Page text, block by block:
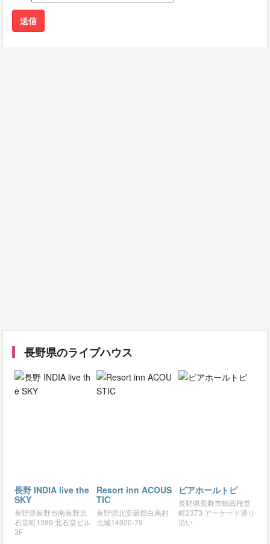
長野県のライブハウス
長野 INDIA live the
SKY
長野県長野市南長野北
石堂町1399 北石堂ビル
3F
Resort inn ACOUS
TIC
長野県北安曇郡白馬村
北城14920-79
ビアホールトピ
長野県長野市鶴賀権堂
町2373 アーケード通り
沿い